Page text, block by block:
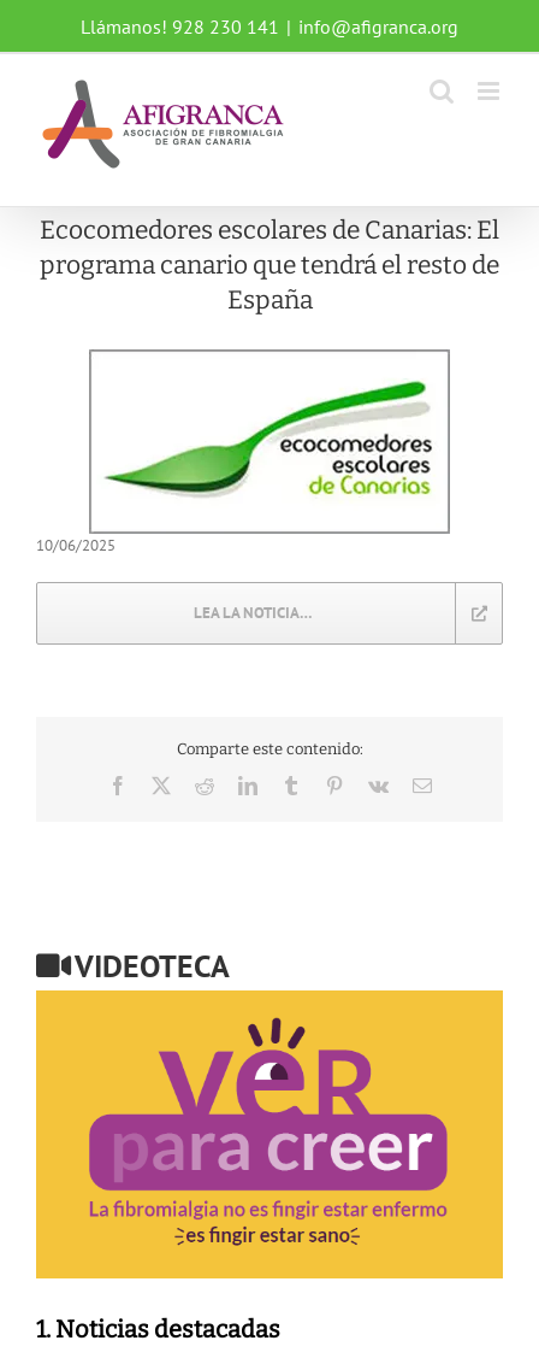
contenido
Llámanos! 928 230 141 | info@afigranca.org
Ecocomedores escolares de Canarias: El
programa canario que tendrá el resto de
España
10/06/2025
LEA LA NOTICIA…
Comparte este contenido:
Facebook RedditLinkedInTumblr Pinterest
Vk
Correo
VIDEOTECA
1. Noticias destacadas